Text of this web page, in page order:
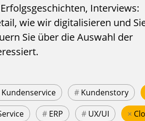
Interviews:
wie wir digitalisieren und
Sie über die Auswahl der
Kundenservice # Kundenstory
# ERP # UX/UI ×